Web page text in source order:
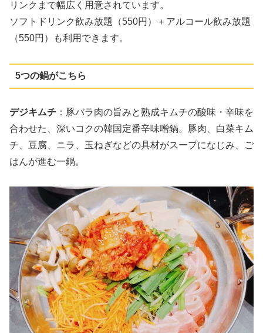
リンクまで幅広く用意されています。
ソフトドリンク飲み放題（550円）＋アルコール飲み放題
（550円）も利用できます。
5つの鍋がこちら
デジキムチ ：豚バラ肉の旨みと熟成キムチの酸味・辛味を
合わせた、深いコクの韓国定番辛味噌鍋。豚肉、白菜キム
チ、豆腐、ニラ、玉ねぎなどの具材がスープになじみ、ご
はんが進む一鍋。